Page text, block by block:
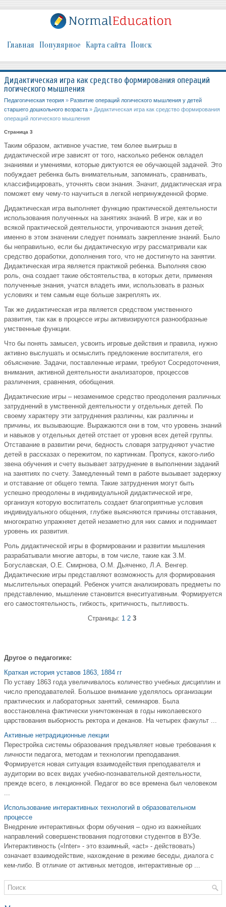
Главная Популярное Карта сайта Поиск
Дидактическая игра как средство формирования операций
логического мышления
Педагогическая теория » Развитие операций логического мышления у детей
старшего дошкольного возраста » Дидактическая игра как средство формирования
операций логического мышления
Страница 3
Таким образом, активное участие, тем более выигрыш в
дидактической игре зависят от того, насколько ребенок овладел
знаниями и умениями, которые диктуются ее обучающей задачей. Это
побуждает ребенка быть внимательным, запоминать, сравнивать,
классифицировать, уточнять свои знания. Значит, дидактическая игра
поможет ему чему-то научиться в легкой непринужденной форме.
Дидактическая игра выполняет функцию практической деятельности
использования полученных на занятиях знаний. В игре, как и во
всякой практической деятельности, упрочиваются знания детей;
именно в этом значении следует понимать закрепление знаний. Было
бы неправильно, если бы дидактическую игру рассматривали как
средство доработки, дополнения того, что не достигнуто на занятии.
Дидактическая игра является практикой ребенка. Выполняя свою
роль, она создает такие обстоятельства, в которых дети, применяя
полученные знания, учатся владеть ими, использовать в разных
условиях и тем самым еще больше закреплять их.
Так же дидактическая игра является средством умственного
развития, так как в процессе игры активизируются разнообразные
умственные функции.
Что бы понять замысел, усвоить игровые действия и правила, нужно
активно выслушать и осмыслить предложение воспитателя, его
объяснение. Задачи, поставленные играми, требуют Сосредоточения,
внимания, активной деятельности анализаторов, процессов
различения, сравнения, обобщения.
Дидактические игры – незаменимое средство преодоления различных
затруднений в умственной деятельности у отдельных детей. По
своему характеру эти затруднения различны, как различны и
причины, их вызывающие. Выражаются они в том, что уровень знаний
и навыков у отдельных детей отстает от уровня всех детей группы.
Отставание в развитии речи, бедность словаря затрудняют участие
детей в рассказах о пережитом, по картинкам. Пропуск, какого-либо
звена обучения и счету вызывает затруднение в выполнении заданий
на занятиях по счету. Замедленный темп в работе вызывает задержку
и отставание от общего темпа. Такие затруднения могут быть
успешно преодолены в индивидуальной дидактической игре,
организуя которую воспитатель создает благоприятные условия
индивидуального общения, глубже выясняются причины отставания,
многократно упражняет детей незаметно для них самих и поднимает
уровень их развития.
Роль дидактической игры в формировании и развитии мышления
разрабатывали многие авторы, в том числе, такие как З.М.
Богуславская, О.Е. Смирнова, О.М. Дьяченко, Л.А. Венгер.
Дидактические игры представляют возможность для формирования
мыслительных операций. Ребенок учится анализировать предметы по
представлению, мышление становится внеситуативным. Формируется
его самостоятельность, гибкость, критичность, пытливость.
Страницы: 1 2 3
Другое о педагогике:
Краткая история уставов 1863, 1884 гг
По уставу 1863 года увеличивалось количество учебных дисциплин и
число преподавателей. Большое внимание уделялось организации
практических и лабораторных занятий, семинаров. Была
восстановлена фактически уничтоженная в годы николаевского
царствования выборность ректора и деканов. На четырех факульт ...
Активные нетрадиционные лекции
Перестройка системы образования предъявляет новые требования к
личности педагога, методам и технологии преподавания.
Формируется новая ситуация взаимодействия преподавателя и
аудитории во всех видах учебно-познавательной деятельности,
прежде всего, в лекционной. Педагог во все времена был человеком
...
Использование интерактивных технологий в образовательном
процессе
Внедрение интерактивных форм обучения – одно из важнейших
направлений совершенствования подготовки студентов в ВУЗе.
Интерактивность («Inter» - это взаимный, «act» - действовать)
означает взаимодействие, нахождение в режиме беседы, диалога с
кем-либо. В отличие от активных методов, интерактивные ор ...